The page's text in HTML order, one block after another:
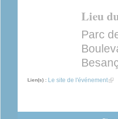
Lieu
Parc
Lien(s) : Le site de l'événement